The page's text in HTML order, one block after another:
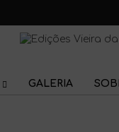
GALERIA